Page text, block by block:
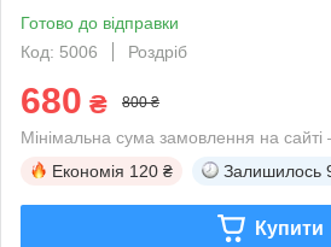
Готово до відправки
Код: 5006
Роздріб
680 ₴ 800 ₴
Мінімальна сума замовлення на
Економія 120 ₴ Залишилось
Купити